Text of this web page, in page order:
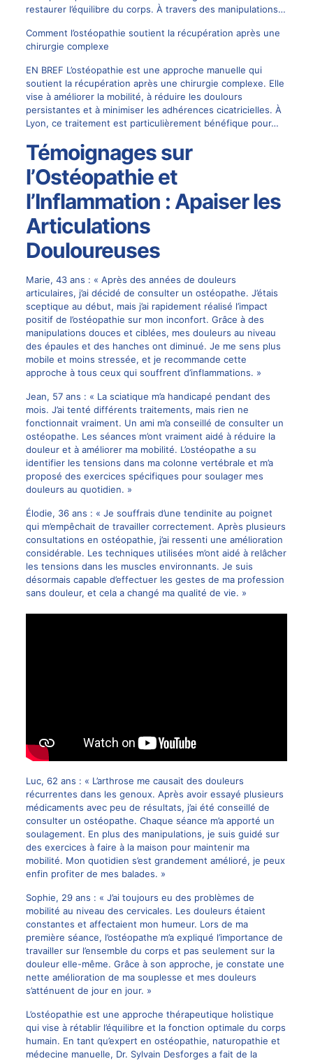
restaurer l’équilibre du corps. À travers des manipulations…
Comment l’ostéopathie soutient la récupération après une
chirurgie complexe
EN BREF L’ostéopathie est une approche manuelle qui
soutient la récupération après une chirurgie complexe. Elle
vise à améliorer la mobilité, à réduire les doulours
persistantes et à minimiser les adhérences cicatricielles. À
Lyon, ce traitement est particulièrement bénéfique pour…
Témoignages sur
l’Ostéopathie et
l’Inflammation : Apaiser les
Articulations
Douloureuses
Marie, 43 ans : « Après des années de douleurs
articulaires, j’ai décidé de consulter un ostéopathe. J’étais
sceptique au début, mais j’ai rapidement réalisé l’impact
positif de l’ostéopathie sur mon inconfort. Grâce à des
manipulations douces et ciblées, mes douleurs au niveau
des épaules et des hanches ont diminué. Je me sens plus
mobile et moins stressée, et je recommande cette
approche à tous ceux qui souffrent d’inflammations. »
Jean, 57 ans : « La sciatique m’a handicapé pendant des
mois. J’ai tenté différents traitements, mais rien ne
fonctionnait vraiment. Un ami m’a conseillé de consulter un
ostéopathe. Les séances m’ont vraiment aidé à réduire la
douleur et à améliorer ma mobilité. L’ostéopathe a su
identifier les tensions dans ma colonne vertébrale et m’a
proposé des exercices spécifiques pour soulager mes
douleurs au quotidien. »
Élodie, 36 ans : « Je souffrais d’une tendinite au poignet
qui m’empêchait de travailler correctement. Après plusieurs
consultations en ostéopathie, j’ai ressenti une amélioration
considérable. Les techniques utilisées m’ont aidé à relâcher
les tensions dans les muscles environnants. Je suis
désormais capable d’effectuer les gestes de ma profession
sans douleur, et cela a changé ma qualité de vie. »
Luc, 62 ans : « L’arthrose me causait des douleurs
récurrentes dans les genoux. Après avoir essayé plusieurs
médicaments avec peu de résultats, j’ai été conseillé de
consulter un ostéopathe. Chaque séance m’a apporté un
soulagement. En plus des manipulations, je suis guidé sur
des exercices à faire à la maison pour maintenir ma
mobilité. Mon quotidien s’est grandement amélioré, je peux
enfin profiter de mes balades. »
Sophie, 29 ans : « J’ai toujours eu des problèmes de
mobilité au niveau des cervicales. Les douleurs étaient
constantes et affectaient mon humeur. Lors de ma
première séance, l’ostéopathe m’a expliqué l’importance de
travailler sur l’ensemble du corps et pas seulement sur la
douleur elle-même. Grâce à son approche, je constate une
nette amélioration de ma souplesse et mes douleurs
s’atténuent de jour en jour. »
L’ostéopathie est une approche thérapeutique holistique
qui vise à rétablir l’équilibre et la fonction optimale du corps
humain. En tant qu’expert en ostéopathie, naturopathie et
médecine manuelle, Dr. Sylvain Desforges a fait de la